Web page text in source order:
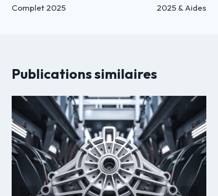
l’article
Complet 2025
2025 & Aides
Publications similaires